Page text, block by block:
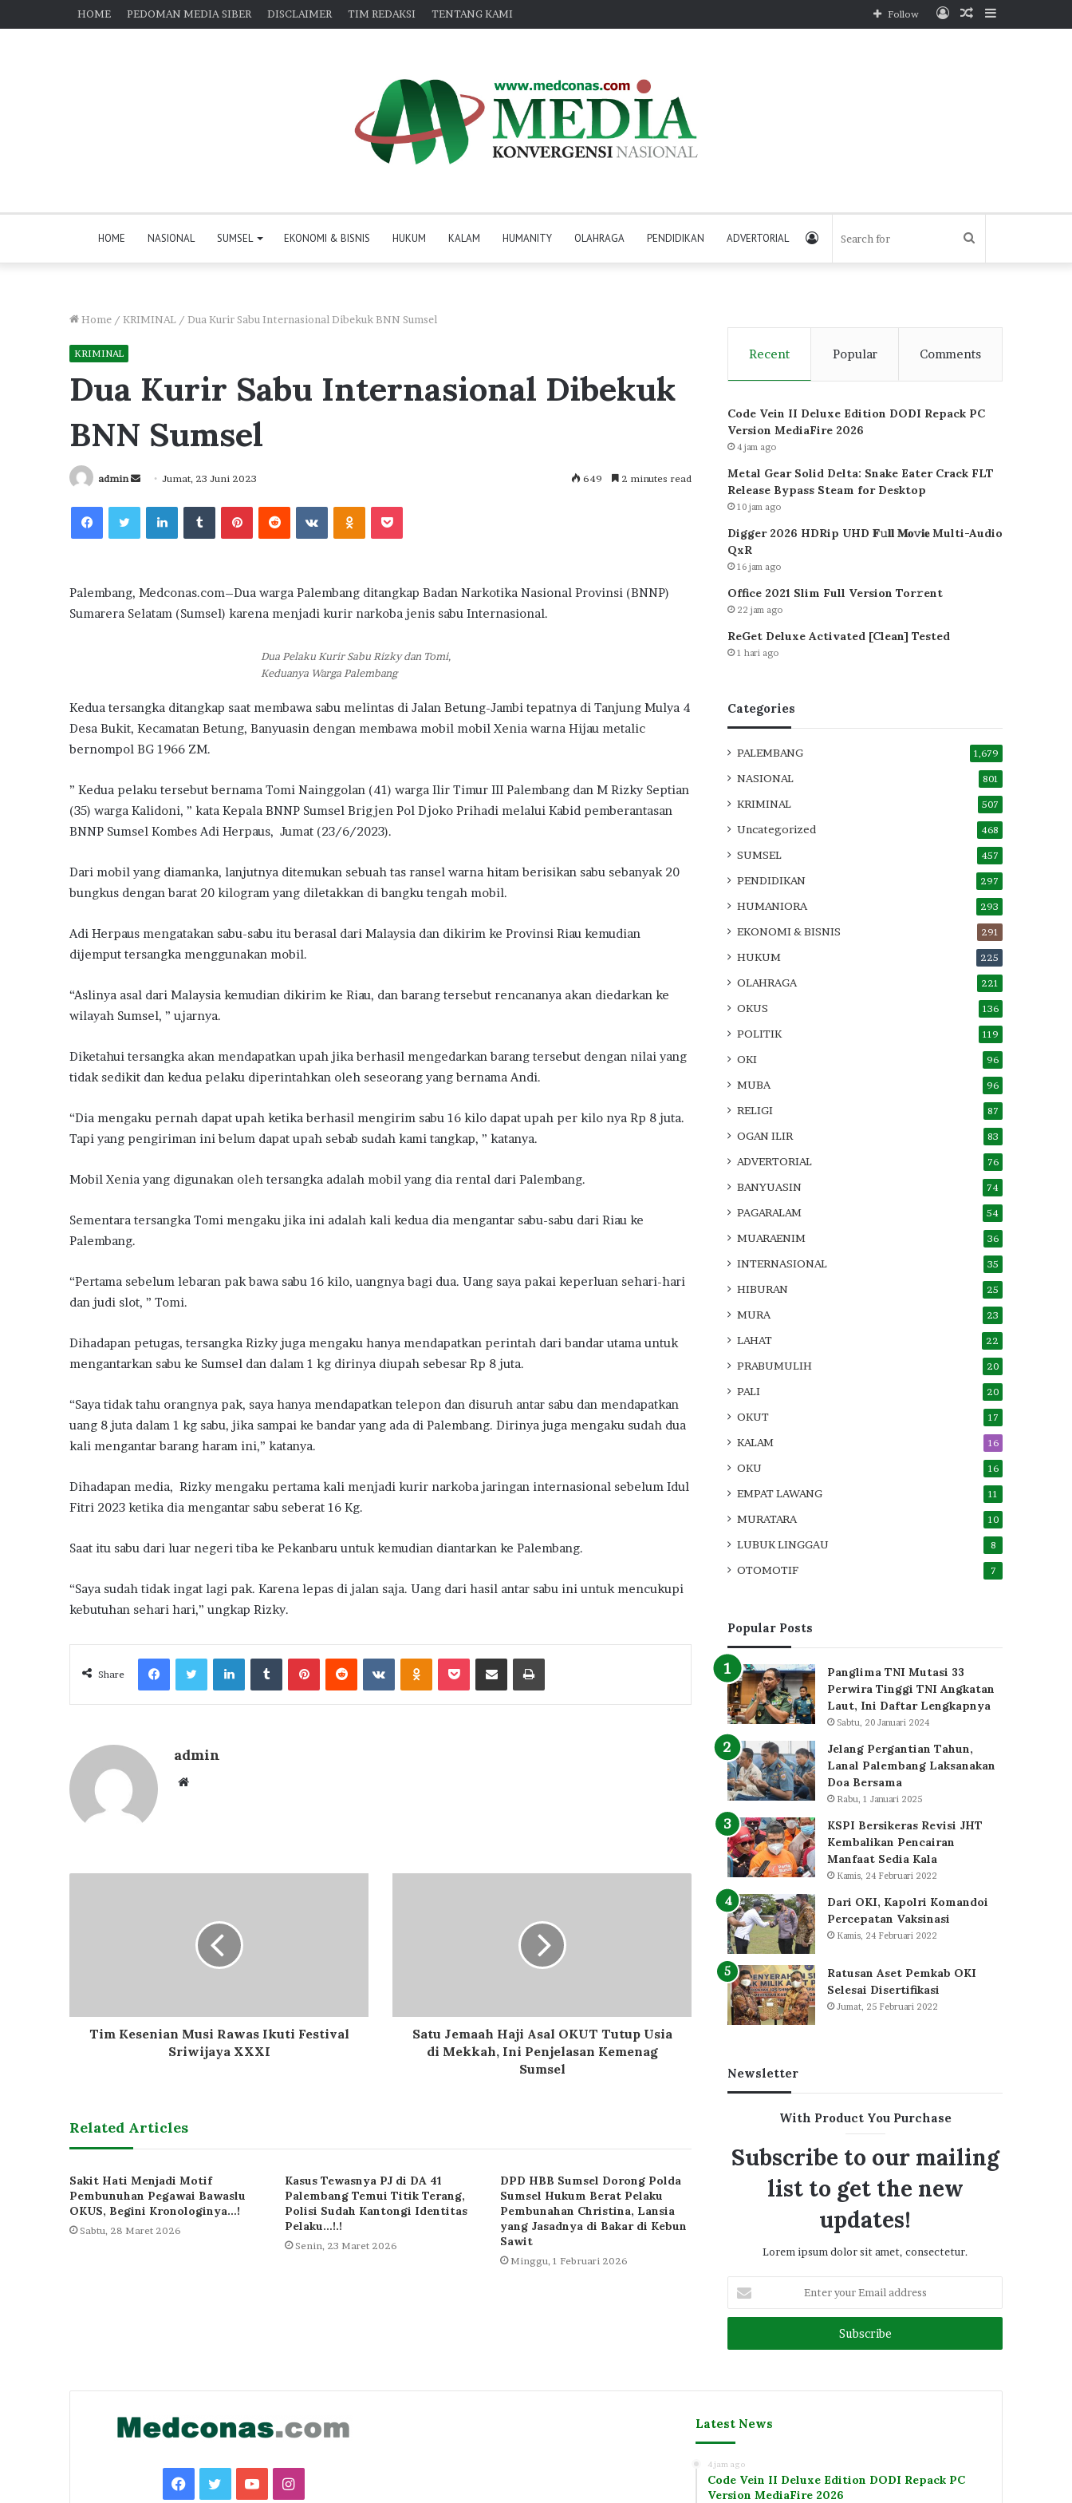
HOME PEDOMAN MEDIA SIBER DISCLAIMER TIM REDAKSI TENTANG KAMI Sidebar
Random
Log
Follow
HOME NASIONAL SUMSEL EKONOMI & BISNIS HUKUM KALAM HUMANITY OLAHRAGA PENDIDIKAN ADVERTORIAL Search
Log
Home / KRIMINAL / Dua Kurir Sabu Internasional Dibekuk BNN Sumsel
KRIMINAL
Dua Kurir Sabu Internasional Dibekuk
BNN Sumsel
admin
Send
email
Jumat, 23 Juni 2023 649 2 minutes read
FacebookTwitterLinkedInTumblrPinterestReddit VKontakteOdnoklassniki
Pocket
Palembang, Medconas.com–Dua warga Palembang ditangkap Badan Narkotika Nasional Provinsi (BNNP)
Sumarera Selatam (Sumsel) karena menjadi kurir narkoba jenis sabu Internasional.
Dua Pelaku Kurir Sabu Rizky dan Tomi,
Keduanya Warga Palembang
Kedua tersangka ditangkap saat membawa sabu melintas di Jalan Betung-Jambi tepatnya di Tanjung Mulya 4
Desa Bukit, Kecamatan Betung, Banyuasin dengan membawa mobil mobil Xenia warna Hijau metalic
bernompol BG 1966 ZM.
” Kedua pelaku tersebut bernama Tomi Nainggolan (41) warga Ilir Timur III Palembang dan M Rizky Septian
(35) warga Kalidoni, ” kata Kepala BNNP Sumsel Brigjen Pol Djoko Prihadi melalui Kabid pemberantasan
BNNP Sumsel Kombes Adi Herpaus, Jumat (23/6/2023).
Dari mobil yang diamanka, lanjutnya ditemukan sebuah tas ransel warna hitam berisikan sabu sebanyak 20
bungkus dengan barat 20 kilogram yang diletakkan di bangku tengah mobil.
Adi Herpaus mengatakan sabu-sabu itu berasal dari Malaysia dan dikirim ke Provinsi Riau kemudian
dijemput tersangka menggunakan mobil.
“Aslinya asal dari Malaysia kemudian dikirim ke Riau, dan barang tersebut rencananya akan diedarkan ke
wilayah Sumsel, ” ujarnya.
Diketahui tersangka akan mendapatkan upah jika berhasil mengedarkan barang tersebut dengan nilai yang
tidak sedikit dan kedua pelaku diperintahkan oleh seseorang yang bernama Andi.
“Dia mengaku pernah dapat upah ketika berhasil mengirim sabu 16 kilo dapat upah per kilo nya Rp 8 juta.
Tapi yang pengiriman ini belum dapat upah sebab sudah kami tangkap, ” katanya.
Mobil Xenia yang digunakan oleh tersangka adalah mobil yang dia rental dari Palembang.
Sementara tersangka Tomi mengaku jika ini adalah kali kedua dia mengantar sabu-sabu dari Riau ke
Palembang.
“Pertama sebelum lebaran pak bawa sabu 16 kilo, uangnya bagi dua. Uang saya pakai keperluan sehari-hari
dan judi slot, ” Tomi.
Dihadapan petugas, tersangka Rizky juga mengaku hanya mendapatkan perintah dari bandar utama untuk
mengantarkan sabu ke Sumsel dan dalam 1 kg dirinya diupah sebesar Rp 8 juta.
“Saya tidak tahu orangnya pak, saya hanya mendapatkan telepon dan disuruh antar sabu dan mendapatkan
uang 8 juta dalam 1 kg sabu, jika sampai ke bandar yang ada di Palembang. Dirinya juga mengaku sudah dua
kali mengantar barang haram ini,” katanya.
Dihadapan media, Rizky mengaku pertama kali menjadi kurir narkoba jaringan internasional sebelum Idul
Fitri 2023 ketika dia mengantar sabu seberat 16 Kg.
Saat itu sabu dari luar negeri tiba ke Pekanbaru untuk kemudian diantarkan ke Palembang.
“Saya sudah tidak ingat lagi pak. Karena lepas di jalan saja. Uang dari hasil antar sabu ini untuk mencukupi
kebutuhan sehari hari,” ungkap Rizky.
Share
FacebookTwitterLinkedInTumblrPinterestReddit VKontakteOdnoklassniki
Pocket Share via Email Print
admin
Website
Tim Kesenian Musi Rawas Ikuti Festival
Sriwijaya XXXI
Satu Jemaah Haji Asal OKUT Tutup Usia
di Mekkah, Ini Penjelasan Kemenag
Sumsel
Related Articles
Sakit Hati Menjadi Motif
Pembunuhan Pegawai Bawaslu
OKUS, Begini Kronologinya…!
Sabtu, 28 Maret 2026
Kasus Tewasnya PJ di DA 41
Palembang Temui Titik Terang,
Polisi Sudah Kantongi Identitas
Pelaku…!.!
Senin, 23 Maret 2026
DPD HBB Sumsel Dorong Polda
Sumsel Hukum Berat Pelaku
Pembunahan Christina, Lansia
yang Jasadnya di Bakar di Kebun
Sawit
Minggu, 1 Februari 2026
Recent Popular Comments
Code Vein II Deluxe Edition DODI Repack PC
Version MediaFire 2026
4 jam ago
Metal Gear Solid Delta: Snake Eater Crack FLT
Release Bypass Steam for Desktop
10 jam ago
Digger 2026 HDRip UHD 𝐅𝚞𝐥𝐥 𝐌𝐨𝚟𝐢𝐞 Multi-Audio
QxR
16 jam ago
Office 2021 Slim Full Version Tor𝚛ent
22 jam ago
ReGet Deluxe Activated [Clean] Tested
1 hari ago
Categories
PALEMBANG 1,679
NASIONAL 801
KRIMINAL 507
Uncategorized 468
SUMSEL 457
PENDIDIKAN 297
HUMANIORA 293
EKONOMI & BISNIS 291
HUKUM 225
OLAHRAGA 221
OKUS 136
POLITIK 119
OKI 96
MUBA 96
RELIGI 87
OGAN ILIR 83
ADVERTORIAL 76
BANYUASIN 74
PAGARALAM 54
MUARAENIM 36
INTERNASIONAL 35
HIBURAN 25
MURA 23
LAHAT 22
PRABUMULIH 20
PALI 20
OKUT 17
KALAM 16
OKU 16
EMPAT LAWANG 11
MURATARA 10
LUBUK LINGGAU 8
OTOMOTIF 7
Popular Posts
Panglima TNI Mutasi 33
Perwira Tinggi TNI Angkatan
Laut, Ini Daftar Lengkapnya
Sabtu, 20 Januari 2024
Jelang Pergantian Tahun,
Lanal Palembang Laksanakan
Doa Bersama
Rabu, 1 Januari 2025
KSPI Bersikeras Revisi JHT
Kembalikan Pencairan
Manfaat Sedia Kala
Kamis, 24 Februari 2022
Dari OKI, Kapolri Komandoi
Percepatan Vaksinasi
Kamis, 24 Februari 2022
Ratusan Aset Pemkab OKI
Selesai Disertifikasi
Jumat, 25 Februari 2022
Newsletter
With Product You Purchase
Subscribe to our mailing
list to get the new
updates!
Lorem ipsum dolor sit amet, consectetur.
your
Email
Facebook
TwitterYouTubeInstagram
Latest News
4 jam ago
Code Vein II Deluxe Edition DODI Repack PC
Version MediaFire 2026